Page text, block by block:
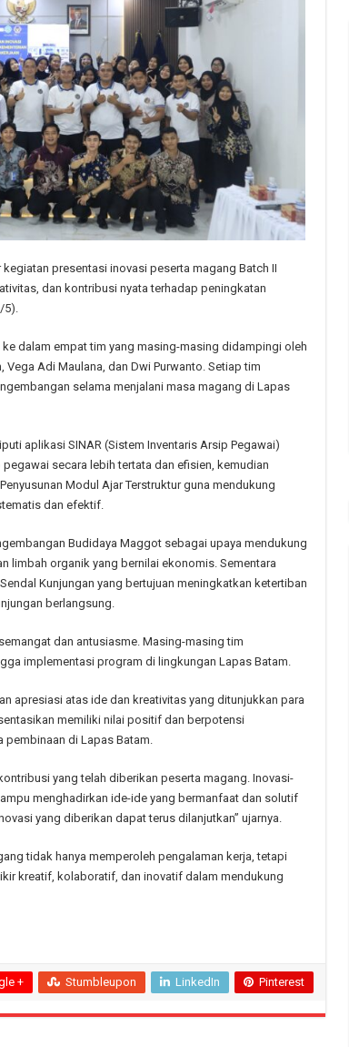
presentasi inovasi peserta magang Batch II
dan kontribusi nyata terhadap peningkatan
dalam empat tim yang masing-masing didampingi oleh
Vega Adi Maulana, dan Dwi Purwanto. Setiap tim
selama menjalani masa magang di Lapas
aplikasi SINAR (Sistem Inventaris Arsip Pegawai)
secara lebih tertata dan efisien, kemudian
Modul Ajar Terstruktur guna mendukung
dan efektif.
Budidaya Maggot sebagai upaya mendukung
limbah organik yang bernilai ekonomis. Sementara
Kunjungan yang bertujuan meningkatkan ketertiban
berlangsung.
dan antusiasme. Masing-masing tim
implementasi program di lingkungan Lapas Batam.
apresiasi atas ide dan kreativitas yang ditunjukkan para
memiliki nilai positif dan berpotensi
di Lapas Batam.
yang telah diberikan peserta magang. Inovasi-
menghadirkan ide-ide yang bermanfaat dan solutif
yang diberikan dapat terus dilanjutkan” ujarnya.
tidak hanya memperoleh pengalaman kerja, tetapi
kreatif, kolaboratif, dan inovatif dalam mendukung
+ Stumbleupon LinkedIn Pinterest